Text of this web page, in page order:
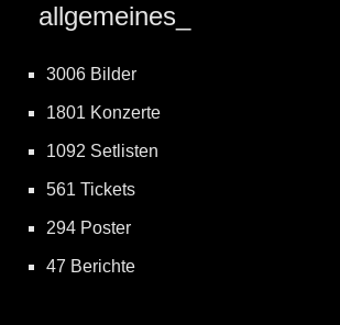
allgemeines_
3006 Bilder
1801 Konzerte
1092 Setlisten
561 Tickets
294 Poster
47 Berichte